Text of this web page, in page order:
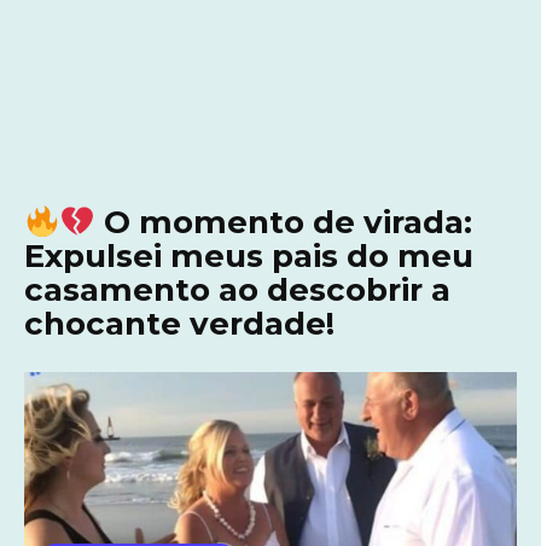
O momento de virada:
Expulsei meus pais do meu
casamento ao descobrir a
chocante verdade!